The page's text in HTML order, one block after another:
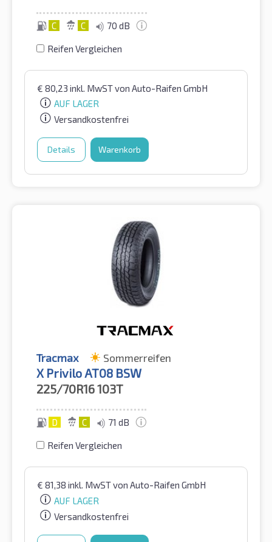
C C 70 dB
Reifen Vergleichen
€ 80,23 inkl. MwSTvon Auto-Raifen GmbH
AUF LAGER
Versandkostenfrei
Details Warenkorb
Tracmax Sommerreifen
X Privilo AT08 BSW
225/70R16103T
D C 71 dB
Reifen Vergleichen
€ 81,38 inkl. MwSTvon Auto-Raifen GmbH
AUF LAGER
Versandkostenfrei